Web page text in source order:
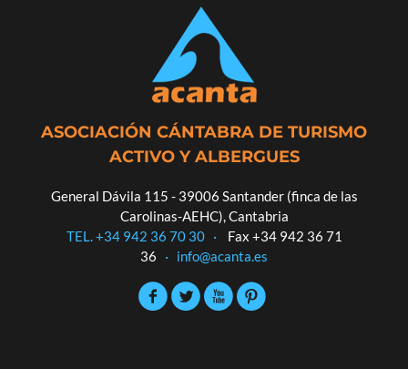
ASOCIACIÓN CÁNTABRA DE TURISMO
ACTIVO Y ALBERGUES
General Dávila 115 - 39006 Santander (finca de las
Carolinas-AEHC), Cantabria
TEL. +34 942 36 70 30 · Fax +34 942 36 71
36 · info@acanta.es